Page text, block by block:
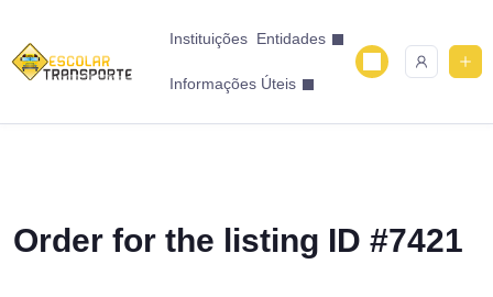
Instituições Entidades
Informações Úteis
Order for the listing ID #7421